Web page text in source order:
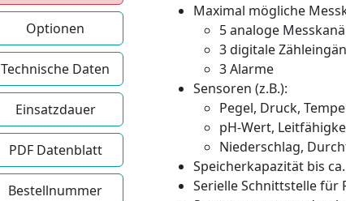
Optionen
Technische Daten
Einsatzdauer
PDF Datenblatt
Bestellnummer
Maximal mögliche
5 analoge
3 digitale
3 Alarme
Sensoren (z.B.):
Pegel, Druck,
pH-Wert,
Niederschlag,
Speicherkapazität bis
Serielle Schnittstelle für